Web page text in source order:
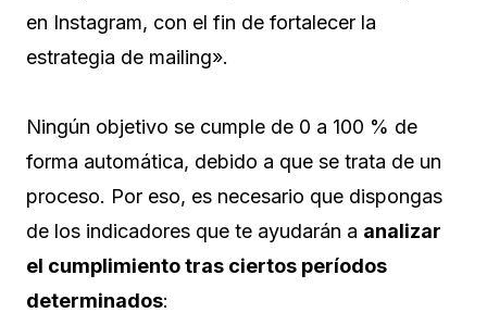
en Instagram, con el fin de fortalecer la
estrategia de mailing».
Ningún objetivo se cumple de 0 a 100 % de
forma automática, debido a que se trata de un
proceso. Por eso, es necesario que dispongas
de los indicadores que te ayudarán a analizar
el cumplimiento tras ciertos períodos
determinados: